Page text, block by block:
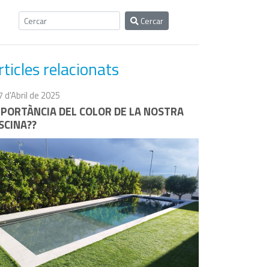
Cercar
relacionats
d'Abril de 2025
DEL COLOR DE LA NOSTRA